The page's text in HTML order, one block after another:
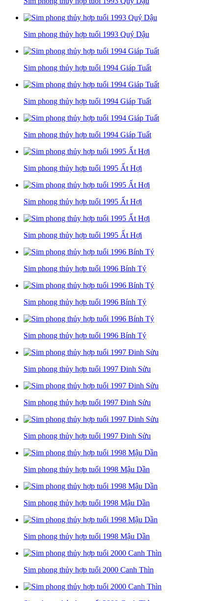
Sim phong thủy hợp tuổi 1993 Quý Dậu
Sim phong thủy hợp tuổi 1994 Giáp Tuất
Sim phong thủy hợp tuổi 1994 Giáp Tuất
Sim phong thủy hợp tuổi 1994 Giáp Tuất
Sim phong thủy hợp tuổi 1995 Ất Hợi
Sim phong thủy hợp tuổi 1995 Ất Hợi
Sim phong thủy hợp tuổi 1995 Ất Hợi
Sim phong thủy hợp tuổi 1996 Bính Tý
Sim phong thủy hợp tuổi 1996 Bính Tý
Sim phong thủy hợp tuổi 1996 Bính Tý
Sim phong thủy hợp tuổi 1997 Đinh Sửu
Sim phong thủy hợp tuổi 1997 Đinh Sửu
Sim phong thủy hợp tuổi 1997 Đinh Sửu
Sim phong thủy hợp tuổi 1998 Mậu Dần
Sim phong thủy hợp tuổi 1998 Mậu Dần
Sim phong thủy hợp tuổi 1998 Mậu Dần
Sim phong thủy hợp tuổi 2000 Canh Thìn